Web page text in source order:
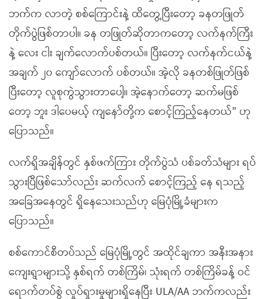
ဘက်က လာတဲ့ စစ်ကြောင်းနဲ့ ထိတွေ့ပြီးတော့ ခနတဖြုတ်
တိုက်ပွဲဖြစ်တာပါ။ ခန တဖြုတ်ဆိုတာကတော့ လက်နက်ကြီး
နဲ့ လေး ငါး ချက်လောက်ပစ်တယ်။ ပြီးတော့ လက်နက်ငယ်နဲ့
အချက် ၂၀ ကျော်လောက် ပစ်တယ်။ အဲ့လို ခနတစ်ဖြုတ်ဖြစ်
ပြီးတော့ လူစုကွဲသွားတာပေါ့။ အဲ့နောက်တော့ ဆက်မဖြစ်
တော့ ဘူး ဒါပေမယ့် ကျနော်တို့က စောင့်ကြည့်နေတယ်” ဟု
ပြောသည်။
လက်ရှိအချိန်တွင် နှစ်ဖက်ကြား တိုက်ပွဲသံ ပစ်ခတ်သံများ ရပ်
သွားပြီဖြစ်သော်လည်း ဆက်လက် စောင့်ကြည့် နေ ရသည့်
အခြေအနေတွင် ရှိနေသေးသည်ဟု မြေပုံမြို့ခံများက
ပြောသည်။
စစ်ကောင်စီတပ်သည် မြေပုံမြို့တွင် အထိုင်ချကာ အနီးအနား
ကျေးရွာများသို့ နှစ်ရက် တစ်ကြိမ်၊ သုံးရက် တစ်ကြိမ်ခန့် ဝင်
ရောက်တပ်စွဲ လှုပ်ရှားမှုများရှိနေပြီး ULA/AA ဘက်ကလည်း